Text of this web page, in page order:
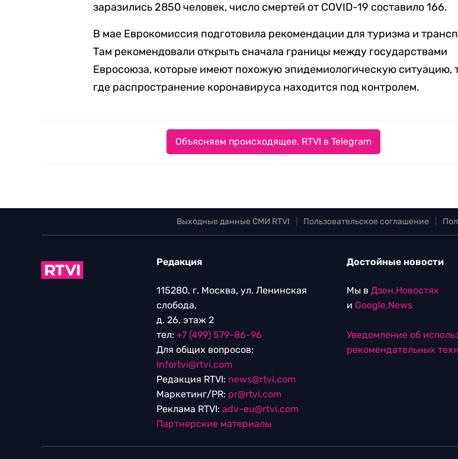
заразились 2850 человек, число смертей от COVID-19 составило 166.
В мае Еврокомиссия подготовила рекомендации для туризма и
Там рекомендовали открыть сначала границы между государствами
Евросоюза, которые имеют похожую эпидемиологическую ситуацию,
где распространение коронавируса находится под контролем.
Объясняем происходящее. RTVI в Telegram
Выходные данные СМИ RTVI Пользовательское соглашение
Редакция
115280, г. Москва, ул. Ленинская
слобода,
д. 26, этаж 2
тел: +7 (499) 579-86-96
Для общих вопросов:
Infortvi@rtvi.com
Редакция RTVI: news@rtvi.com
Маркетинг/PR: pr@rtvi.com
Реклама RTVI: adv-eu@rtvi.com
Партнерские материалы
Достойные новости
Мы в Дзен.Новостях
и Google.News
Уведомление об
рекомендательных